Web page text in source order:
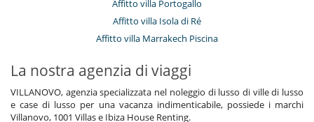
Affitto villa Portogallo
Affitto villa Isola di Ré
Affitto villa Marrakech Piscina
La nostra agenzia di viaggi
VILLANOVO, agenzia specializzata nel noleggio di lusso di ville di lusso
e case di lusso per una vacanza indimenticabile, possiede i marchi
Villanovo, 1001 Villas e Ibiza House Renting.